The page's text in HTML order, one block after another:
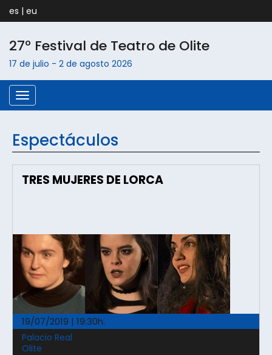
es | eu
27º Festival de Teatro de Olite
17 de julio - 2 de agosto 2026
Menú
Espectáculos
TRES MUJERES DE LORCA
19/07/2019 | 19:30h.
Palacio Real
Olite